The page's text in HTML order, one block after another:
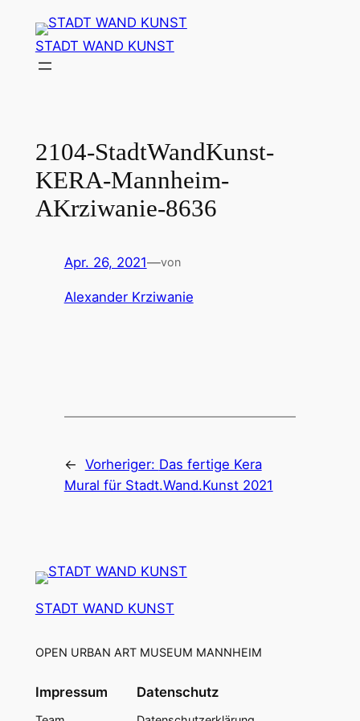
Inhalt
springen
STADT WAND KUNST
2104-StadtWandKunst-
KERA-Mannheim-
AKrziwanie-8636
Apr. 26, 2021—von
Alexander Krziwanie
← Vorheriger: Das fertige Kera
Mural für Stadt.Wand.Kunst 2021
STADT WAND KUNST
OPEN URBAN ART MUSEUM MANNHEIM
Impressum Datenschutz